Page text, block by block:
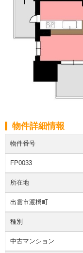
物件詳細情報
物件番号
FP0033
所在地
出雲市渡橋町
種別
中古マンション